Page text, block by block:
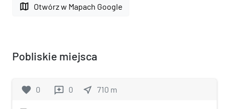
map Otwórz w Mapach Google
Pobliskie miejsca
favorite 0 reviews 0 near_me 710 m